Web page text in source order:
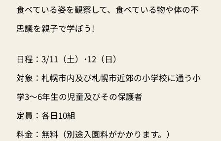
食べている姿を観察して、食べている物や体の不
思議を親子で学ぼう!
日程：3/11（土）･12（日）
対象：札幌市内及び札幌市近郊の小学校に通う小
学3～6年生の児童及びその保護者
定員：各日10組
料金：無料（別途入園料がかかります。）